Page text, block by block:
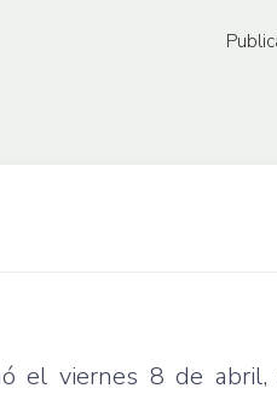
el viernes 8 de